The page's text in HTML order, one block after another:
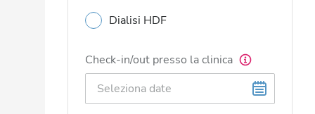
Dialisi HDF
Check-in/out presso la clinica